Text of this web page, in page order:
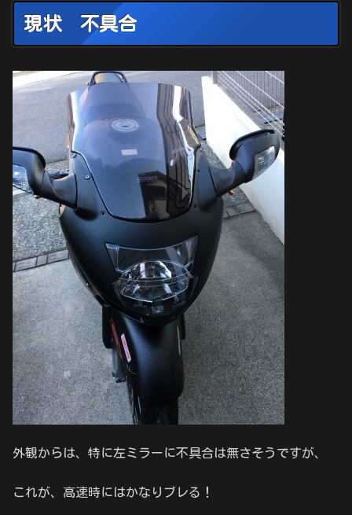
現状 不具合
外観からは、特に左ミラーに不具合は無さそうですが、
これが、高速時にはかなりブレる！